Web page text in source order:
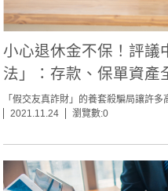
小心退休金不保！評議
法」：存款、保單資產
「假交友真詐財」的養套殺騙局讓許
2021.11.24
瀏覽數:0